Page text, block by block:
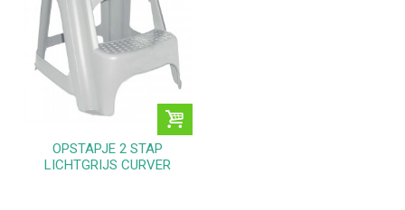
OPSTAPJE 2 STAP
LICHTGRIJS CURVER